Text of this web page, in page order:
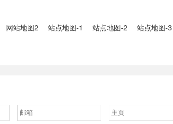
网站地图2 站点地图-1 站点地图-2 站点地图-3